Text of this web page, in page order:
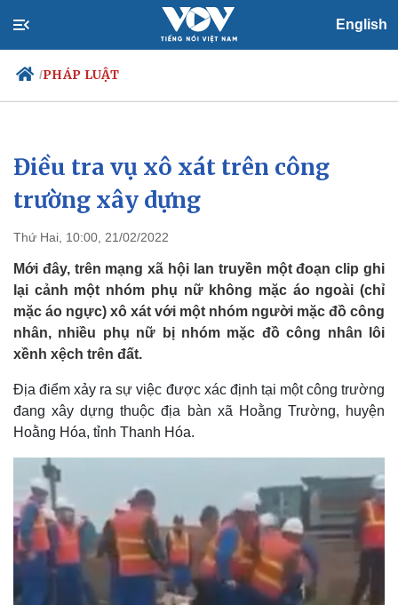
English
/PHÁP LUẬT
Chính trị
Đảng
Tổ chức nhân sự
Nhận diện sự thật
Xã hội
Việc làm
Biển đảo
Điều tra vụ xô xát trên công
trường xây dựng
Thứ Hai, 10:00, 21/02/2022
Mới đây, trên mạng xã hội lan truyền một đoạn clip ghi
lại cảnh một nhóm phụ nữ không mặc áo ngoài (chỉ
mặc áo ngực) xô xát với một nhóm người mặc đồ công
nhân, nhiều phụ nữ bị nhóm mặc đồ công nhân lôi
xềnh xệch trên đất.
Địa điểm xảy ra sự việc được xác định tại một công trường
đang xây dựng thuộc địa bàn xã Hoằng Trường, huyện
Hoằng Hóa, tỉnh Thanh Hóa.